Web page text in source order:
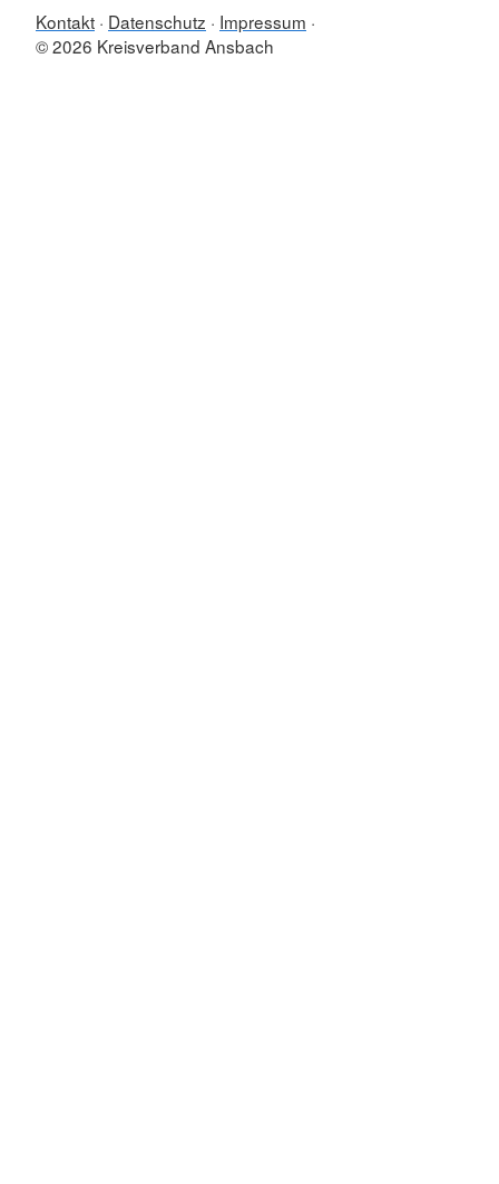
Kontakt Datenschutz
Impressum
© 2026 Kreisverband Ansbach